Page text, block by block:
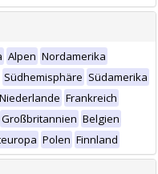
Alpen Nordamerika
Südhemisphäre Südamerika
Niederlande Frankreich
Großbritannien Belgien
Polen Finnland